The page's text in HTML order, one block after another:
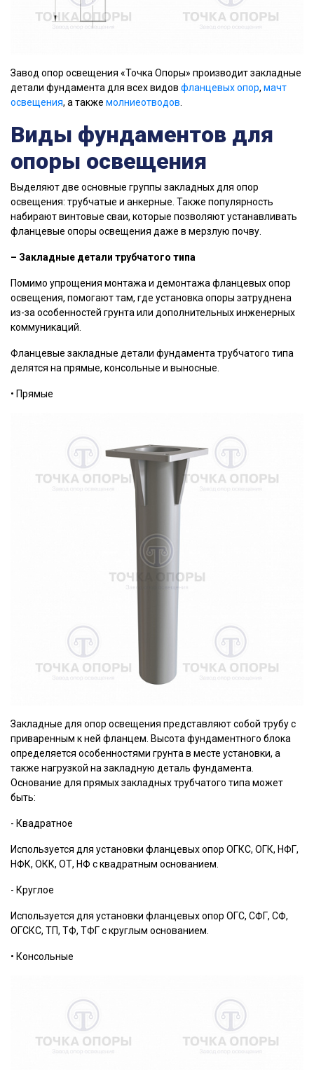
Завод опор освещения «Точка Опоры» производит закладные
детали фундамента для всех видов фланцевых опор, мачт
освещения, а также молниеотводов
Виды фундаментов для
опоры освещения
Выделяют две основные группы закладных для опор
освещения: трубчатые и анкерные. Также популярность
набирают винтовые сваи, которые позволяют устанавливать
фланцевые опоры освещения даже в мерзлую почву.
– Закладные детали трубчатого типа
Помимо упрощения монтажа и демонтажа фланцевых опор
освещения, помогают там, где установка опоры затруднена
из-за особенностей грунта или дополнительных инженерных
коммуникаций.
Фланцевые закладные детали фундамента трубчатого типа
делятся на прямые, консольные и выносные.
• Прямые
Закладные для опор освещения представляют собой трубу с
приваренным к ней фланцем. Высота фундаментного блока
определяется особенностями грунта в месте установки, а
также нагрузкой на закладную деталь фундамента.
Основание для прямых закладных трубчатого типа может
быть:
- Квадратное
Используется для установки фланцевых опор ОГКС, ОГК, НФГ,
НФК, ОКК, ОТ, НФ с квадратным основанием.
- Круглое
Используется для установки фланцевых опор ОГС, СФГ, СФ,
ОГСКС, ТП, ТФ, ТФГ с круглым основанием.
• Консольные